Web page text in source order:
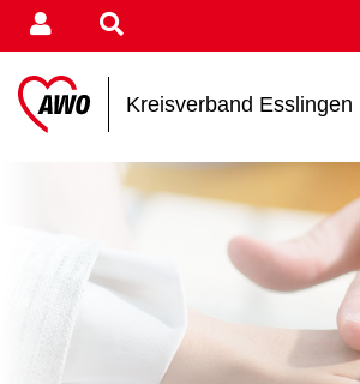
Kreisverband Esslingen